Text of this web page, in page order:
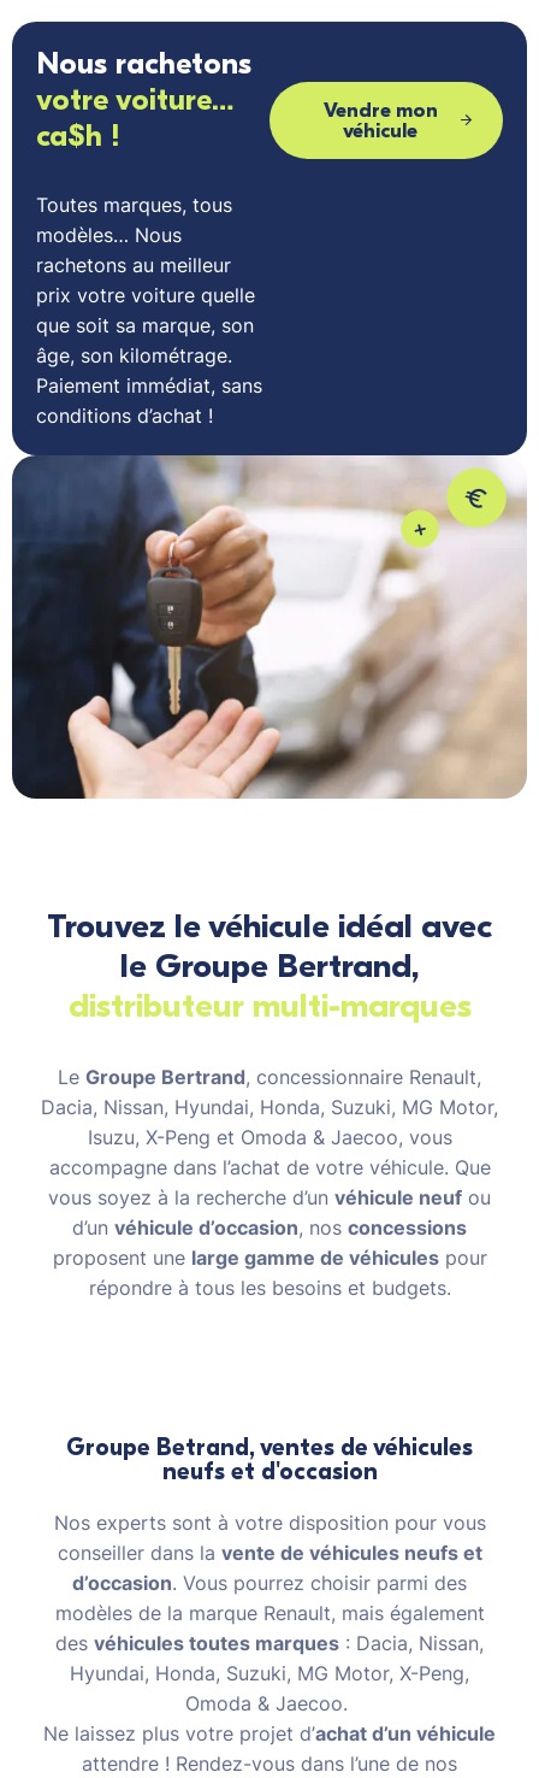
Nous rachetons
votre voiture…
ca$h !
Toutes marques, tous
modèles… Nous
rachetons au meilleur
prix votre voiture quelle
que soit sa marque, son
âge, son kilométrage.
Paiement immédiat, sans
conditions d’achat !
Vendre mon
véhicule
Trouvez le véhicule idéal avec
le Groupe Bertrand,
distributeur multi-marques
Le Groupe Bertrand, concessionnaire Renault,
Dacia, Nissan, Hyundai, Honda, Suzuki, MG Motor,
Isuzu, X-Peng et Omoda & Jaecoo, vous
accompagne dans l’achat de votre véhicule. Que
vous soyez à la recherche d’un véhicule neuf ou
d’un véhicule d’occasion, nos concessions
proposent une large gamme de véhiculespour
répondre à tous les besoins et budgets.
Groupe Betrand, ventes de véhicules
neufs et d'occasion
Nos experts sont à votre disposition pour vous
conseiller dans la vente de véhicules neufs et
d’occasion. Vous pourrez choisir parmi des
modèles de la marque Renault, mais également
des véhicules toutes marques : Dacia, Nissan,
Hyundai, Honda, Suzuki, MG Motor, X-Peng,
Omoda & Jaecoo.
Ne laissez plus votre projet d’achat d’un véhicule
attendre ! Rendez-vous dans l’une de nos